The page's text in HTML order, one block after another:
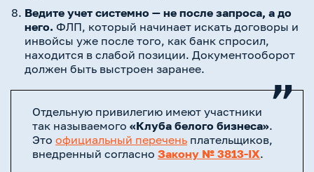
Ведите учет системно — не после запроса, а до
него. ФЛП, который начинает искать договоры и
инвойсы уже после того, как банк спросил,
находится в слабой позиции. Документооборот
должен быть выстроен заранее.
Отдельную привилегию имеют участники
так называемого «Клуба белого бизнеса».
Это официальный перечень плательщиков,
внедренный согласно Закону № 3813-IX.